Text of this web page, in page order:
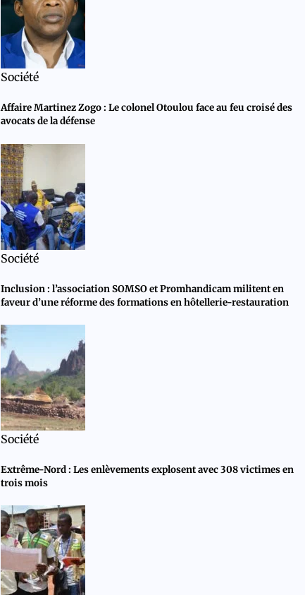
Société
Affaire Martinez Zogo : Le colonel Otoulou face au feu croisé des
avocats de la défense
Société
Inclusion : l’association SOMSO et Promhandicam militent en
faveur d’une réforme des formations en hôtellerie-restauration
Société
Extrême-Nord : Les enlèvements explosent avec 308 victimes en
trois mois